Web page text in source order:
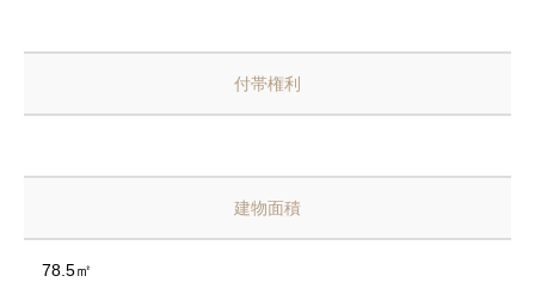
付帯権利
建物面積
78.5㎡